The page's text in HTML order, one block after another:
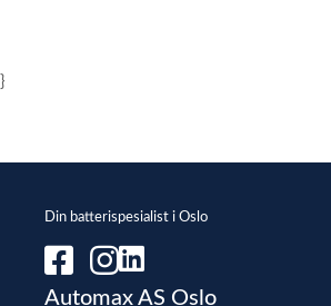
}
Din batterispesialist i Oslo
Automax AS Oslo